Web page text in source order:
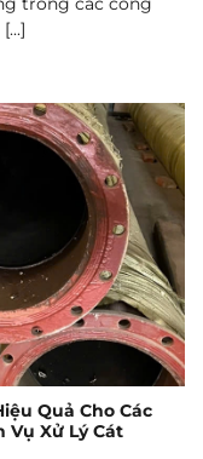
trong các công
Quả Cho Các
Vụ Xử Lý Cát